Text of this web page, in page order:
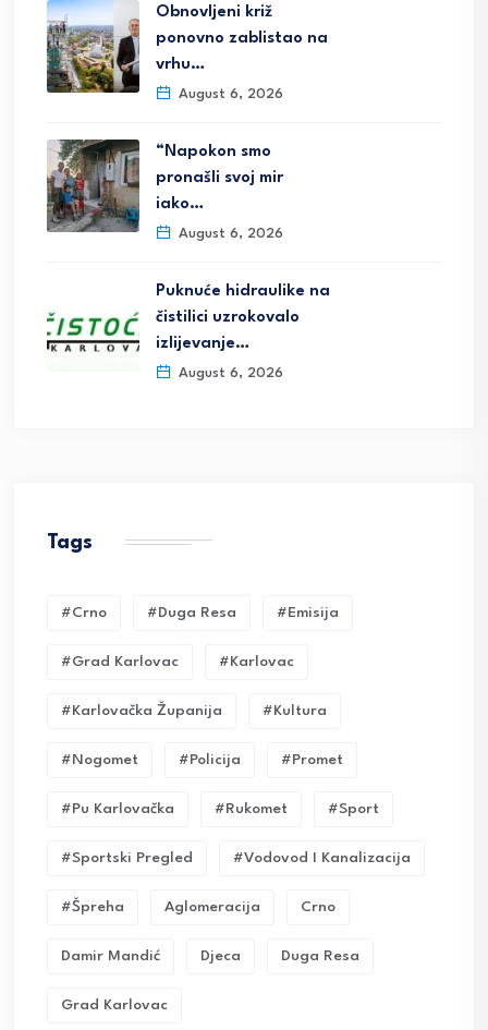
Obnovljeni križ
ponovno zablistao na
vrhu…
August 6, 2026
“Napokon smo
pronašli svoj mir
iako…
August 6, 2026
Puknuće hidraulike na
čistilici uzrokovalo
izlijevanje…
August 6, 2026
Tags
#crno #duga Resa #emisija
#grad Karlovac #karlovac
#karlovačka Županija #kultura
#nogomet #policija #promet
#pu Karlovačka #rukomet #sport
#sportski Pregled #vodovod I Kanalizacija
#Špreha Aglomeracija Crno
Damir Mandić Djeca Duga Resa
Grad Karlovac